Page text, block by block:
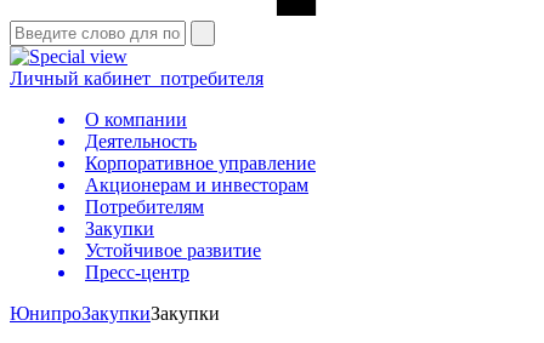
Личный кабинет потребителя
О компании
Деятельность
Корпоративное управление
Акционерам и инвесторам
Потребителям
Закупки
Устойчивое развитие
Пресс-центр
ЮнипроЗакупкиЗакупки